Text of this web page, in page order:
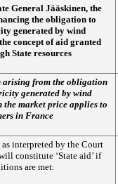
General Jääskinen, the
the obligation to
generated by wind
concept of aid granted
State resources
arising from the obligation
generated by wind
the market price applies to
in France
interpreted by the Court
constitute ‘State aid’ if
are met: